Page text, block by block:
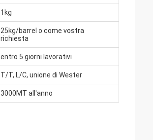
1kg
25kg/barrel o come vostra
richiesta
entro 5 giorni lavorativi
T/T, L/C, unione di Wester
3000MT all'anno